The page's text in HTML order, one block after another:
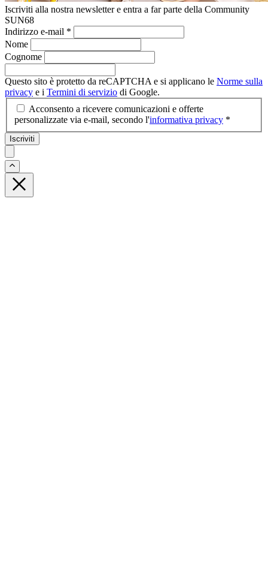
Iscriviti alla nostra newsletter e entra a far parte della Community
SUN68
Indirizzo e-mail *
Nome
Cognome
Questo sito è protetto da reCAPTCHA e si applicano le Norme sulla
privacy e i Termini di servizio di Google.
Acconsento a ricevere comunicazioni e offerte
personalizzate via e-mail, secondo l'informativa privacy *
Iscriviti